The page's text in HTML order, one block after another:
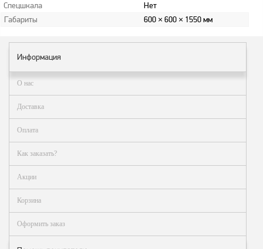
Услуги
Распродажа
Как
сделать
Оплата
Доставка
и
самовывоз
Гарантия
возврат
Вакансии
Спецшкала
Нет
Габариты
600 × 600 × 1550 мм
Информация
О нас
Доставка
Оплата
Как заказать?
Акции
Корзина
Оформить заказ